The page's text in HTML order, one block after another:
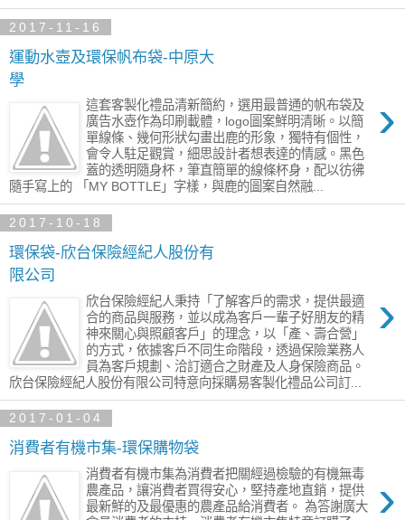
2017-11-16
運動水壺及環保帆布袋-中原大
學
›
這套客製化禮品清新簡約，選用最普通的帆布袋及
廣告水壺作為印刷載體，logo圖案鮮明清晰。以簡
單線條、幾何形狀勾畫出鹿的形象，獨特有個性，
會令人駐足觀賞，細思設計者想表達的情感。黑色
蓋的透明隨身杯，筆直簡單的線條杯身，配以彷彿
隨手寫上的 「MY BOTTLE」字樣，與鹿的圖案自然融...
2017-10-18
環保袋-欣台保險經紀人股份有
限公司
›
欣台保險經紀人秉持「了解客戶的需求，提供最適
合的商品與服務，並以成為客戶一輩子好朋友的精
神來關心與照顧客戶」的理念，以「產、壽合營」
的方式，依據客戶不同生命階段，透過保險業務人
員為客戶規劃、洽訂適合之財產及人身保險商品。
欣台保險經紀人股份有限公司特意向採購易客製化禮品公司訂...
2017-01-04
消費者有機市集-環保購物袋
›
消費者有機市集為消費者把關經過檢驗的有機無毒
農產品，讓消費者買得安心，堅持產地直銷，提供
最新鮮的及最優惠的農產品給消費者。 為答謝廣大